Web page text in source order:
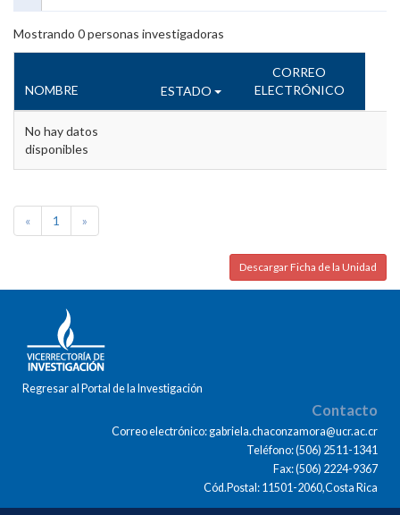
Mostrando 0personas investigadoras
NOMBRE ESTADO
CORREO
ELECTRÓNICO
No hay datos
disponibles
« 1 »
Descargar Ficha de la Unidad
Regresar al Portal de la Investigación
Contacto
Correo electrónico: gabriela.chaconzamora@ucr.ac.cr
Teléfono: (506) 2511-1341
Fax: (506) 2224-9367
Cód.Postal: 11501-2060,Costa Rica